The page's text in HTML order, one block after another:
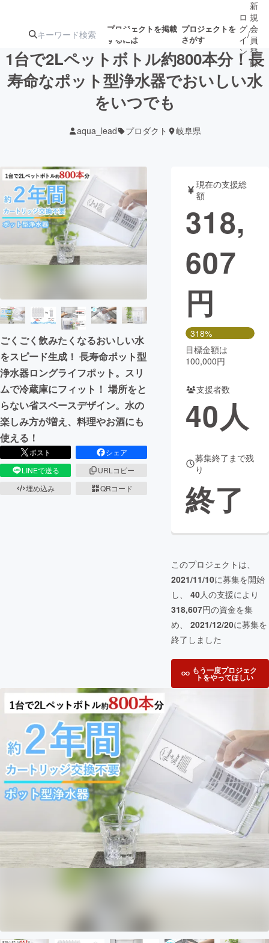
プロジェクトを掲載
するには
プロジェクトを
さがす
注目の新着プロ
ジェクト
募集終了が近いプ
テクノロジー・ガジェット
映像・映画 書籍・雑誌
ビジネス・起業 チャレンジ
CAMPFIRE for Social Good
CAMPFIRE Creation
CAMPFIREふるさと納税machi-ya コミュニティ
ロ
グ
イ
ン
/
新
規
会
員
登
録
1台で2Lペットボトル約800本分！長
寿命なポット型浄水器でおいしい水
をいつでも
aqua_lead プロダクト 岐阜県
ごくごく飲みたくなるおいしい水
をスピード生成！ 長寿命ポット型
浄水器ロングライフポット。スリ
ムで冷蔵庫にフィット！ 場所をと
らない省スペースデザイン。水の
楽しみ方が増え、料理やお酒にも
使える！
ポスト
シェア
LINEで送る
URLコピー
埋め込み
QRコード
現在の支援総
額
318,
607
円
318%
目標金額は
100,000円
支援者数
40人
募集終了まで残
り
終了
このプロジェクトは、
2021/11/10に募集を開始
し、 40人の支援により
318,607円の資金を集
め、 2021/12/20に募集を
終了しました
もう一度プロジェク
トをやってほしい